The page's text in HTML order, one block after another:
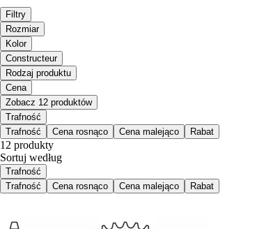
Filtry
Rozmiar
Kolor
Constructeur
Rodzaj produktu
Cena
Zobacz 12 produktów
Trafność
Trafność
Cena rosnąco Cena malejąco Rabat
12 produkty
Sortuj według
Trafność
Trafność
Cena rosnąco Cena malejąco Rabat